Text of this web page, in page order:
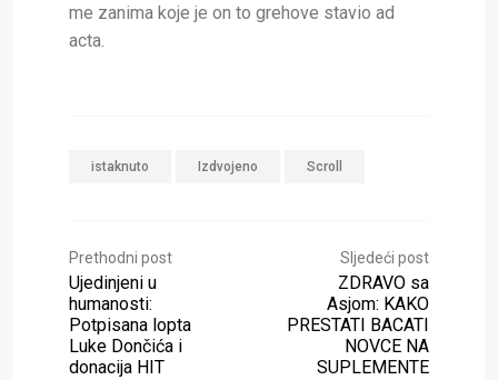
me zanima koje je on to grehove stavio ad
acta.
istaknuto Izdvojeno Scroll
Prethodni post
Ujedinjeni u
humanosti:
Potpisana lopta
Luke Dončića i
donacija HIT
Sljedeći post
ZDRAVO sa
Asjom: KAKO
PRESTATI BACATI
NOVCE NA
SUPLEMENTE